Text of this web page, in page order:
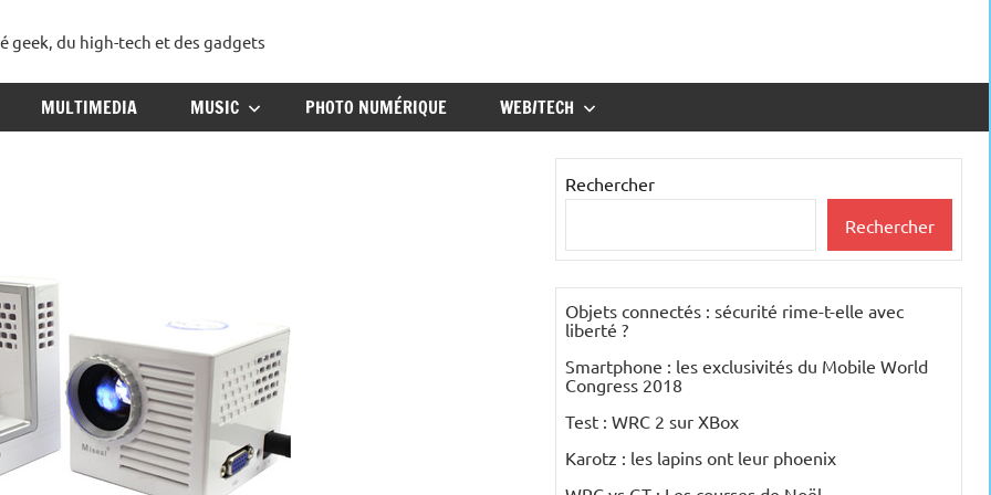
geek, du high-tech et des gadgets
MULTIMEDIA MUSIC PHOTO NUMÉRIQUE WEB/TECH
Rechercher
Rechercher
Objets connectés : sécurité rime-t-elle avec
liberté ?
Smartphone : les exclusivités du Mobile World
Congress 2018
Test : WRC 2 sur XBox
Karotz : les lapins ont leur phoenix